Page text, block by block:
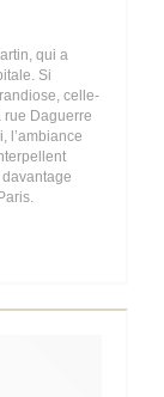
qui a
Si
celle-
rue Daguerre
l’ambiance
davantage